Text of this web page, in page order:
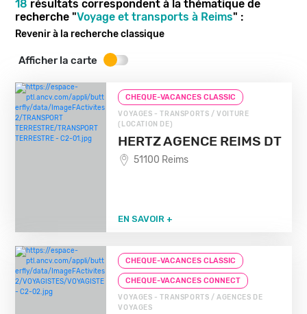
18 résultats correspondent à la thématique de
recherche "Voyage et transports à Reims" :
Revenir à la recherche classique
Afficher la carte
CHEQUE-VACANCES CLASSIC
VOYAGES - TRANSPORTS / VOITURE
(LOCATION DE)
HERTZ AGENCE REIMS DT
51100 Reims
EN SAVOIR +
CHEQUE-VACANCES CLASSIC
CHEQUE-VACANCES CONNECT
VOYAGES - TRANSPORTS / AGENCES DE
VOYAGES